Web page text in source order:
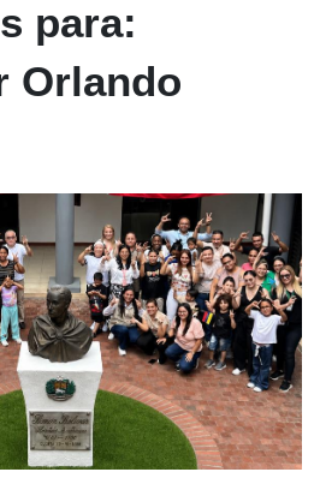
para:
Orlando